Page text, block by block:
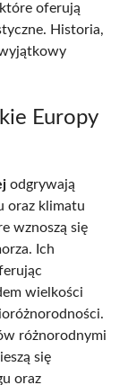
oferują
Historia,
Europy
odgrywają
oraz klimatu
wznoszą się
Ich
wielkości
różnorodnymi
się
oraz